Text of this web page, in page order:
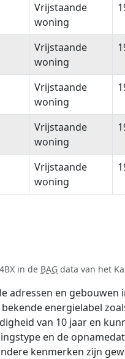
Vrijstaande
woning
Vrijstaande
woning
Vrijstaande
woning
Vrijstaande
woning
Vrijstaande
woning
in de BAG data van het
adressen en
energielabel
van 10 jaar en
en de
kenmerken zijn